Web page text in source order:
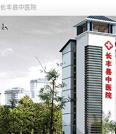
长丰县中医院